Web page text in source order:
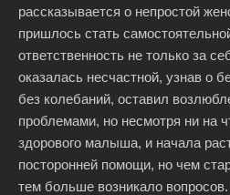
рассказывается о непростой
пришлось стать
ответственность не только за
оказалась несчастной, узнав о
без колебаний, оставил
проблемами, но несмотря ни на
здорового малыша, и начала
посторонней помощи, но чем
тем больше возникало